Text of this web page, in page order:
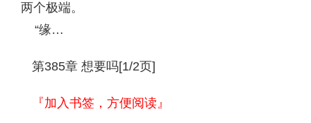
两个极端。
“缘…
第385章 想要吗[1/2页]
『加入书签，方便阅读』